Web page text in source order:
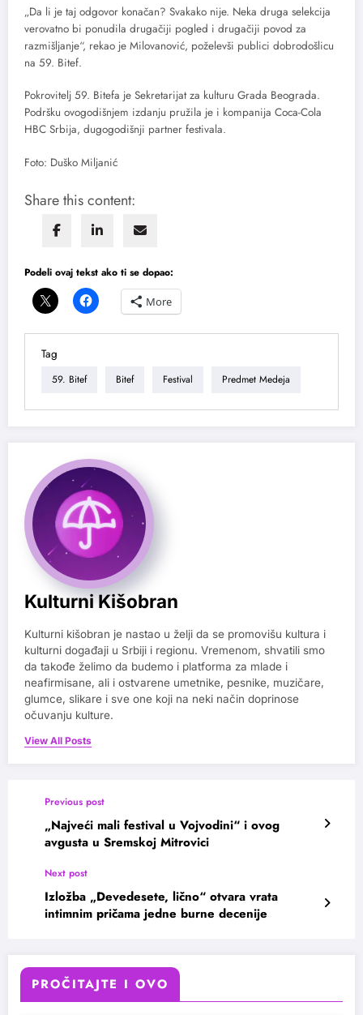
„Da li je taj odgovor konačan? Svakako nije. Neka druga selekcija
verovatno bi ponudila drugačiji pogled i drugačiji povod za
razmišljanje“, rekao je Milovanović, poželevši publici dobrodošlicu
na 59. Bitef.
Pokrovitelj 59. Bitefa je Sekretarijat za kulturu Grada Beograda.
Podršku ovogodišnjem izdanju pružila je i kompanija Coca-Cola
HBC Srbija, dugogodišnji partner festivala.
Foto: Duško Miljanić
Share this content:
Podeli ovaj tekst ako ti se dopao:
More
Tag
59. Bitef Bitef Festival Predmet Medeja
Kulturni Kišobran
Kulturni kišobran je nastao u želji da se promovišu kultura i
kulturni događaji u Srbiji i regionu. Vremenom, shvatili smo
da takođe želimo da budemo i platforma za mlade i
neafirmisane, ali i ostvarene umetnike, pesnike, muzičare,
glumce, slikare i sve one koji na neki način doprinose
očuvanju kulture.
View All Posts
Previous post
„Najveći mali festival u Vojvodini“ i ovog
avgusta u Sremskoj Mitrovici
Next post
Izložba „Devedesete, lično“ otvara vrata
intimnim pričama jedne burne decenije
PROČITAJTE I OVO